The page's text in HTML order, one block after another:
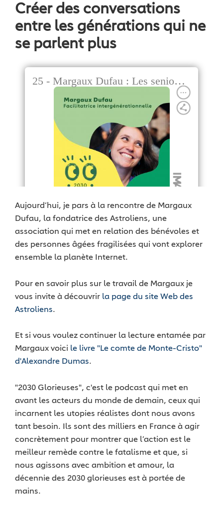
Créer des conversations
entre les générations qui ne
se parlent plus
Aujourd’hui, je pars à la rencontre de Margaux
Dufau, la fondatrice des Astroliens, une
association qui met en relation des bénévoles et
des personnes âgées fragilisées qui vont explorer
ensemble la planète Internet.
Pour en savoir plus sur le travail de Margaux je
vous invite à découvrir la page du site Web des
Astroliens.
Et si vous voulez continuer la lecture entamée par
Margaux voici le livre "Le comte de Monte-Cristo"
d'Alexandre Dumas.
"2030 Glorieuses", c'est le podcast qui met en
avant les acteurs du monde de demain, ceux qui
incarnent les utopies réalistes dont nous avons
tant besoin. Ils sont des milliers en France à agir
concrètement pour montrer que l’action est le
meilleur remède contre le fatalisme et que, si
nous agissons avec ambition et amour, la
décennie des 2030 glorieuses est à portée de
mains.